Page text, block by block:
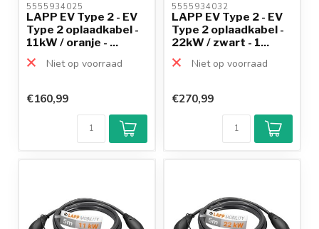
5555934025
LAPP EV Type 2 - EV
Type 2 oplaadkabel -
11kW / oranje - ...
Niet op voorraad
€160,99
5555934032
LAPP EV Type 2 - EV
Type 2 oplaadkabel -
22kW / zwart - 1...
Niet op voorraad
€270,99